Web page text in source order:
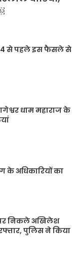
से पहले इस फैसले से
धाम महाराज के
के अधिकारियों का
निकले अखिलेश
पुलिस ने किया